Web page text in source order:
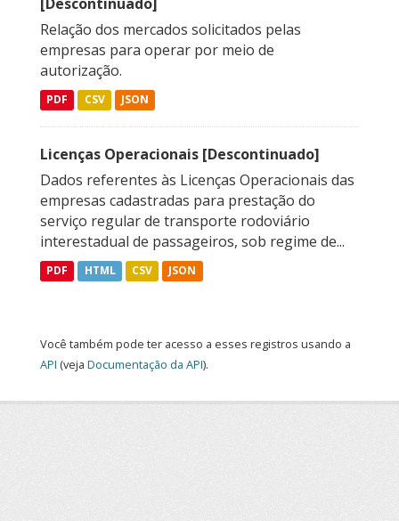
Relação dos mercados solicitados pelas
empresas para operar por meio de
autorização.
PDF CSV JSON
Licenças Operacionais [Descontinuado]
Dados referentes às Licenças Operacionais das
empresas cadastradas para prestação do
serviço regular de transporte rodoviário
interestadual de passageiros, sob regime de...
PDF HTML CSV JSON
Você também pode ter acesso a esses registros usando a
API (veja Documentação da API).